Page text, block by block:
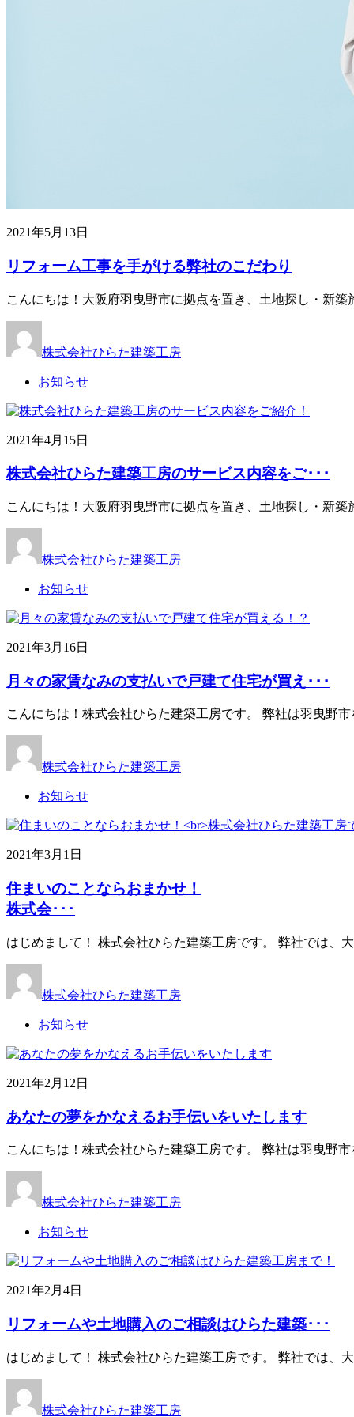
2021年5月13日
リフォーム工事を手がける弊社のこだわり
こんにちは！大阪府羽曳野市に拠点を置き、土地探し・新
株式会社ひらた建築工房
お知らせ
2021年4月15日
株式会社ひらた建築工房のサービス内容をご･･･
こんにちは！大阪府羽曳野市に拠点を置き、土地探し・新
株式会社ひらた建築工房
お知らせ
2021年3月16日
月々の家賃なみの支払いで戸建て住宅が買え･･･
こんにちは！株式会社ひらた建築工房です。 弊社は羽曳野
株式会社ひらた建築工房
お知らせ
2021年3月1日
住まいのことならおまかせ！
株式会･･･
はじめまして！ 株式会社ひらた建築工房です。 弊社では
株式会社ひらた建築工房
お知らせ
2021年2月12日
あなたの夢をかなえるお手伝いをいたします
こんにちは！株式会社ひらた建築工房です。 弊社は羽曳野
株式会社ひらた建築工房
お知らせ
2021年2月4日
リフォームや土地購入のご相談はひらた建築･･･
はじめまして！ 株式会社ひらた建築工房です。 弊社では
株式会社ひらた建築工房